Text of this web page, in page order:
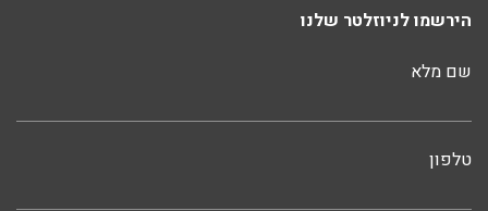
הירשמו לניוזלטר שלנו
שם מלא
טלפון